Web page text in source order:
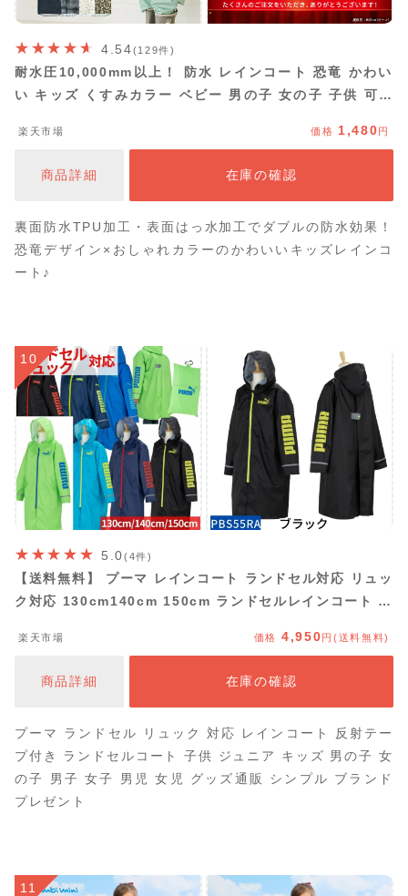
4.54(129件)
耐水圧10,000mm以上！ 防水 レインコート 恐竜 かわい
い キッズ くすみカラー ベビー 男の子 女の子 子供 可愛
ア 幼稚園 小学生 収納バッグ付 カッパ 90cm 100cm
楽天市場 価格 1,480 円
商品詳細 在庫の確認
裏面防水TPU加工・表面はっ水加工でダブルの防水効果！
恐竜デザイン×おしゃれカラーのかわいいキッズレインコ
ート♪
10
5.0(4件)
【送料無料】 プーマ レインコート ランドセル対応 リュッ
ク対応 130cm140cm 150cm ランドセルレインコート ラ
足 校外学習 キャンプ 子供 ジュニア PUMA かっこいい
楽天市場 価格 4,950円(送料無料)
商品詳細 在庫の確認
プーマ ランドセル リュック 対応 レインコート 反射テー
プ付き ランドセルコート 子供 ジュニア キッズ 男の子 女
の子 男子 女子 男児 女児 グッズ通販 シンプル ブランド
プレゼント
11